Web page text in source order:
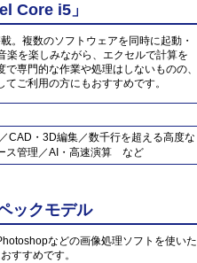
Core i5」
。複数のソフトウェアを同時に起動・
楽を楽しみながら、エクセルで計算を
専門的な作業や処理はしないものの、
ご利用の方にもおすすめです。
CAD・3D編集／数千行を超える高度な
ス管理／AI・高速演算 など
ックモデル
などの画像処理ソフトを使いた
すすめです。